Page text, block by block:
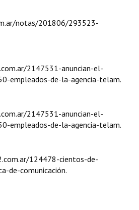
notas/201806/293523-
2147531-anuncian-el-
empleados-de-la-agencia-telam.
2147531-anuncian-el-
empleados-de-la-agencia-telam.
124478-cientos-de-
de-comunicación.